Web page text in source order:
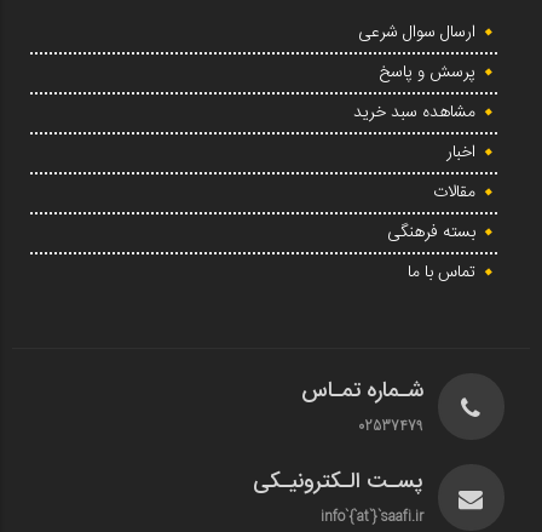
ارسال سوال شرعی
پرسش و پاسخ
مشاهده سبد خرید
اخبار
مقالات
بسته فرهنگی
تماس با ما
شـماره تمـاس
02537479
پسـت الـکترونیـکی
info`{`at`}`saafi.ir